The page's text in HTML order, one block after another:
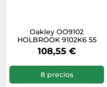
Oakley OO9102
HOLBROOK 9102K6 55
108,55 €
8 precios